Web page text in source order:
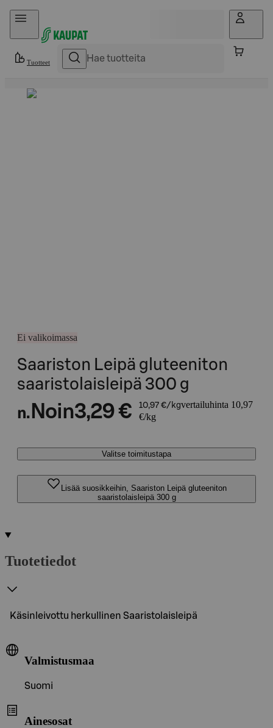
Hyppää sisältöön
Tuotteet
Ei valikoimassa
Saariston Leipä gluteeniton
saaristolaisleipä 300 g
n. Noin3,29 € 10,97 €/kgvertailuhinta 10,97
€/kg
Valitse toimitustapa
Lisää suosikkeihin, Saariston Leipä gluteeniton
saaristolaisleipä 300 g
Tuotetiedot
Käsinleivottu herkullinen Saaristolaisleipä
Valmistusmaa
Suomi
Ainesosat